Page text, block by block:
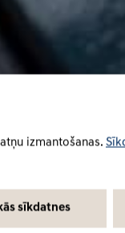
izmantošanas.
sīkdatnes